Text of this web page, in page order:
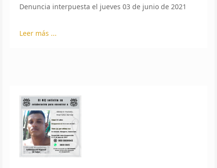
Denuncia interpuesta el jueves 03 de junio de 2021
Leer más ...